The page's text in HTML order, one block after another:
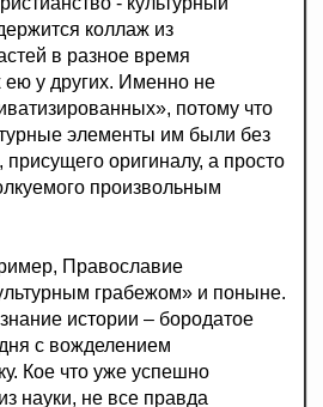
коллаж из
в разное время
ею у других. Именно не
потому что
элементы им были без
оригиналу, а просто
произвольным
Православие
грабежом» и поныне.
истории – бородатое
с вожделением
Кое что уже успешно
науки, не все правда